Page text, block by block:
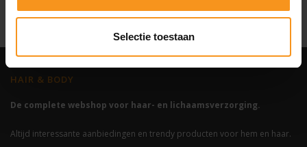
Selectie toestaan
HAIR & BODY
De complete webshop voor haar- en lichaamsverzorging.
Altijd interessante aanbiedingen en trendy producten voor hem en haar.